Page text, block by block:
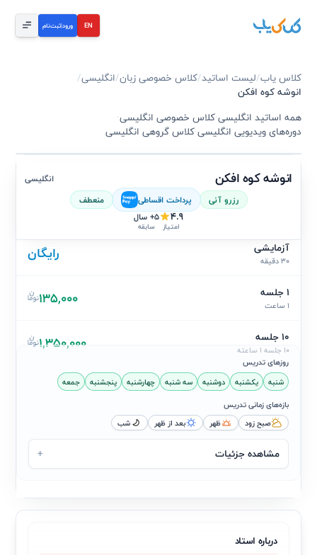
EN ورود|ثبت‌نام
کلاس یاب/لیست اساتید/کلاس خصوصی زبان/انگلیسی/
انوشه کوه افکن
همه اساتید انگلیسی·کلاس خصوصی انگلیسی·
دوره‌های ویدیویی انگلیسی·کلاس گروهی انگلیسی
انوشه کوه افکن
انگلیسی
رزرو آنی
پرداخت اقساطی منعطف
4.9
امتیاز
5+ سال
سابقه
آزمایشی
30 دقیقه رایگان
1 جلسه
1 ساعت 135,000
10 جلسه
10 جلسه 1 ساعته 1,350,000
روزهای تدریس
شنبه
یکشنبه دوشنبه سه شنبه چهارشنبه پنجشنبه
جمعه
بازه‌های زمانی تدریس
صبح زود
ظهر بعد از ظهر شب
مشاهده جزئیات +
درباره استاد